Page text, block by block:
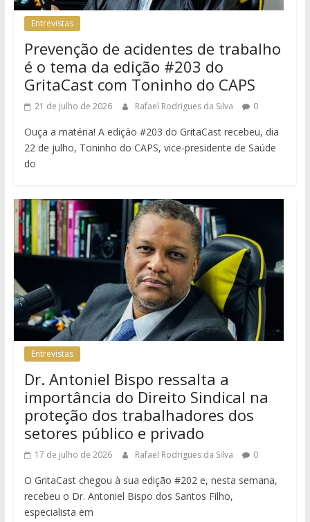
Entrevistas
Prevenção de acidentes de trabalho
é o tema da edição #203 do
GritaCast com Toninho do CAPS
21 de julho de 2026 Rafael Rodrigues da Silva 0
Ouça a matéria! A edição #203 do GritaCast recebeu, dia
22 de julho, Toninho do CAPS, vice-presidente de Saúde
do
Entrevistas
Dr. Antoniel Bispo ressalta a
importância do Direito Sindical na
proteção dos trabalhadores dos
setores público e privado
17 de julho de 2026 Rafael Rodrigues da Silva 0
O GritaCast chegou à sua edição #202 e, nesta semana,
recebeu o Dr. Antoniel Bispo dos Santos Filho,
especialista em